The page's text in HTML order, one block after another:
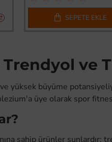
SEPETE EKLE
ve
yüksek büyüme
üye olarak spor
sahip ürünler şunlardır: